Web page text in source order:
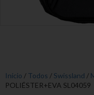
Início / Todos / Swissland /
POLIÉSTER+EVA SL04059